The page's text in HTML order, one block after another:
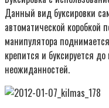
Данный вид буксировки
автоматической
манипулятора
крепится и буксируется
неожиданностей.